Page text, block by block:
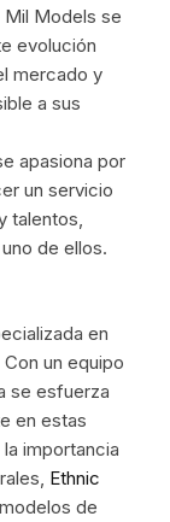
Models se
evolución
mercado y
a sus
apasiona por
un servicio
talentos,
de ellos.
en
un equipo
se esfuerza
en estas
importancia
Ethnic
de